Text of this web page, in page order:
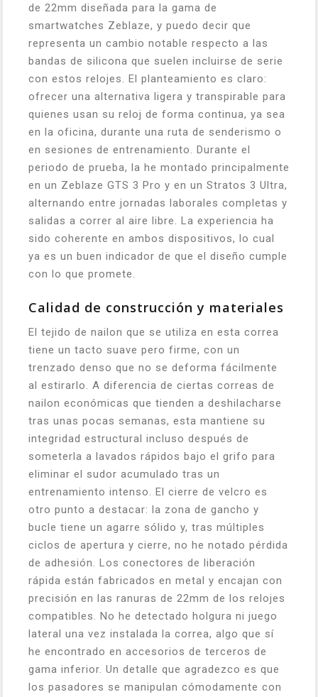
de 22mm diseñada para la gama de
smartwatches Zeblaze, y puedo decir que
representa un cambio notable respecto a las
bandas de silicona que suelen incluirse de serie
con estos relojes. El planteamiento es claro:
ofrecer una alternativa ligera y transpirable para
quienes usan su reloj de forma continua, ya sea
en la oficina, durante una ruta de senderismo o
en sesiones de entrenamiento. Durante el
periodo de prueba, la he montado principalmente
en un Zeblaze GTS 3 Pro y en un Stratos 3 Ultra,
alternando entre jornadas laborales completas y
salidas a correr al aire libre. La experiencia ha
sido coherente en ambos dispositivos, lo cual
ya es un buen indicador de que el diseño cumple
con lo que promete.
Calidad de construcción y materiales
El tejido de nailon que se utiliza en esta correa
tiene un tacto suave pero firme, con un
trenzado denso que no se deforma fácilmente
al estirarlo. A diferencia de ciertas correas de
nailon económicas que tienden a deshilacharse
tras unas pocas semanas, esta mantiene su
integridad estructural incluso después de
someterla a lavados rápidos bajo el grifo para
eliminar el sudor acumulado tras un
entrenamiento intenso. El cierre de velcro es
otro punto a destacar: la zona de gancho y
bucle tiene un agarre sólido y, tras múltiples
ciclos de apertura y cierre, no he notado pérdida
de adhesión. Los conectores de liberación
rápida están fabricados en metal y encajan con
precisión en las ranuras de 22mm de los relojes
compatibles. No he detectado holgura ni juego
lateral una vez instalada la correa, algo que sí
he encontrado en accesorios de terceros de
gama inferior. Un detalle que agradezco es que
los pasadores se manipulan cómodamente con